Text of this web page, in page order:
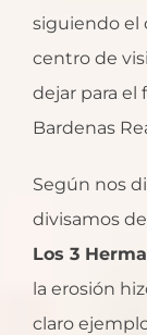
siguiendo el
centro de
dejar para el
Bardenas
Según nos
divisamos
Los 3
la erosión
claro